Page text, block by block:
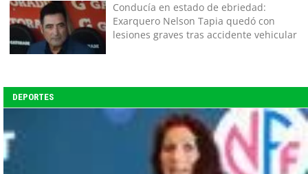
Conducía en estado de ebriedad:
Exarquero Nelson Tapia quedó con
lesiones graves tras accidente vehicular
DEPORTES